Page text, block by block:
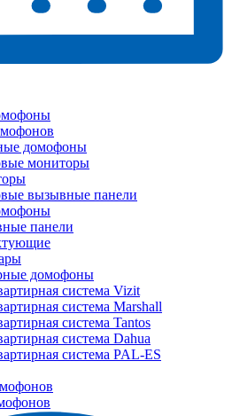
домофоны
мониторы
вызывные панели
панели
домофоны
система Vizit
система Marshall
система Tantos
система Dahua
система PAL-ES